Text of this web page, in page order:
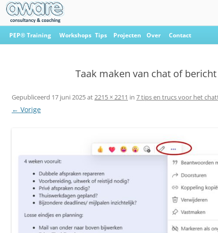
Ga
naar
PEP® Training Workshops Tips Projecten Over Contact
Taak maken van chat of bericht
Gepubliceerd 17 juni 2025at 2215 × 2211 in 7 tips en trucs voor het
← Vorige